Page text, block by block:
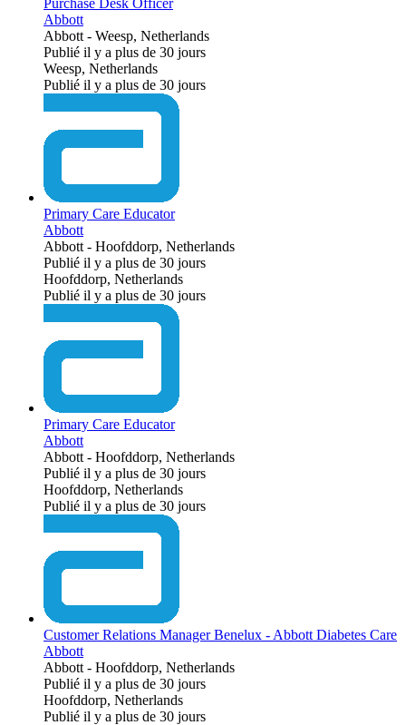
Abbott
Abbott - Weesp, Netherlands
Publié il y a plus de 30 jours
Weesp, Netherlands
Publié il y a plus de 30 jours
Primary Care Educator
Abbott
Abbott - Hoofddorp, Netherlands
Publié il y a plus de 30 jours
Hoofddorp, Netherlands
Publié il y a plus de 30 jours
Primary Care Educator
Abbott
Abbott - Hoofddorp, Netherlands
Publié il y a plus de 30 jours
Hoofddorp, Netherlands
Publié il y a plus de 30 jours
Customer Relations Manager Benelux - Abbott Diabetes Care
Abbott
Abbott - Hoofddorp, Netherlands
Publié il y a plus de 30 jours
Hoofddorp, Netherlands
Publié il y a plus de 30 jours